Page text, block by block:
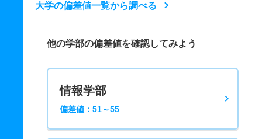
大学の偏差値一覧から調べる
他の学部の偏差値を確認してみよう
情報学部
偏差値：51～55